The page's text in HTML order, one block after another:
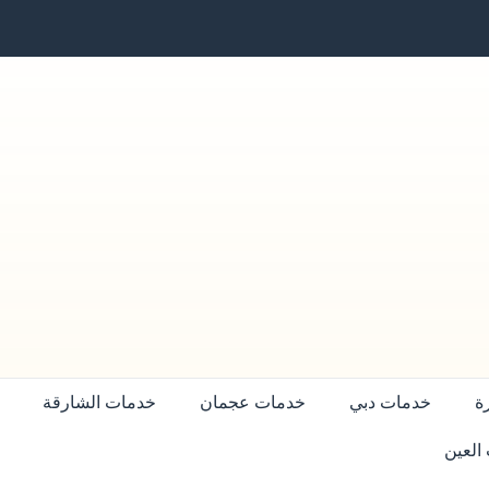
خدمات دبي خدمات عجمان خدمات الشارقة